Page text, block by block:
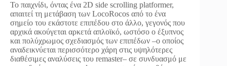
Το παιχνίδι, όντας ένα 2D side scrolling platformer,
απαιτεί τη μετάβαση των LocoRocos από το ένα
σημείο του εκάστοτε επιπέδου στο άλλο, γεγονός που
αρχικά ακούγεται αρκετά απλοϊκό, ωστόσο ο έξυπνος
και πολύχρωμος σχεδιασμός των επιπέδων –ο οποίος
αναδεικνύεται περισσότερο χάρη στις υψηλότερες
διαθέσιμες αναλύσεις του remaster– σε συνδυασμό με